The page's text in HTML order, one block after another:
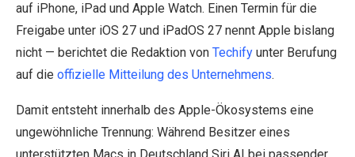
auf iPhone, iPad und Apple Watch. Einen Termin für die
Freigabe unter iOS 27 und iPadOS 27 nennt Apple bislang
nicht — berichtet die Redaktion von Techify unter Berufung
auf die offizielle Mitteilung des Unternehmens.
Damit entsteht innerhalb des Apple-Ökosystems eine
ungewöhnliche Trennung: Während Besitzer eines